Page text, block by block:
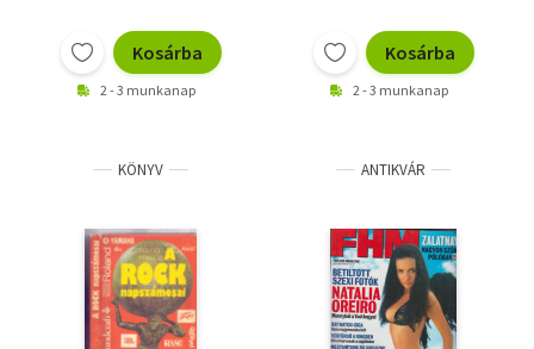
Kosárba
2 - 3 munkanap
Kosárba
2 - 3 munkanap
KÖNYV ANTIKVÁR